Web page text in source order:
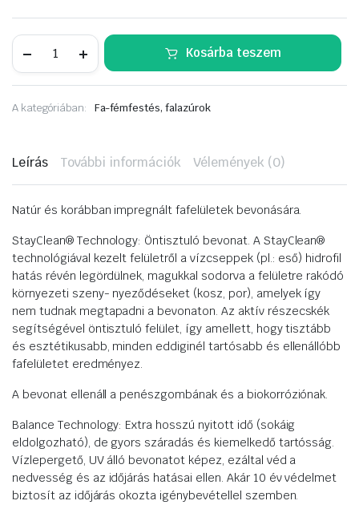
Extreme
fehér
Kosárba teszem
A kategóriában: Fa-fémfestés, falazúrok
Leírás További információk Vélemények (0)
Natúr és korábban impregnált fafelületek bevonására.
StayClean® Technology: Öntisztuló bevonat. A StayClean®
technológiával kezelt felületről a vízcseppek (pl.: eső) hidrofil
hatás révén legördülnek, magukkal sodorva a felületre rakódó
környezeti szeny- nyeződéseket (kosz, por), amelyek így
nem tudnak megtapadni a bevonaton. Az aktív részecskék
segítségével öntisztuló felület, így amellett, hogy tisztább
és esztétikusabb, minden eddiginél tartósabb és ellenállóbb
fafelületet eredményez.
A bevonat ellenáll a penészgombának és a biokorróziónak.
Balance Technology: Extra hosszú nyitott idő (sokáig
eldolgozható), de gyors száradás és kiemelkedő tartósság.
Vízlepergető, UV álló bevonatot képez, ezáltal véd a
nedvesség és az időjárás hatásai ellen. Akár 10 év védelmet
biztosít az időjárás okozta igénybevétellel szemben.